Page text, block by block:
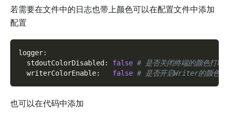
若需要在文件中的日志也带上颜色可以在配置文件中添加
配置
logger:
stdoutColorDisabled : false # 是否关闭终端的颜色打印
writerColorEnable: false # 是否开启Writer的颜色打
也可以在代码中添加